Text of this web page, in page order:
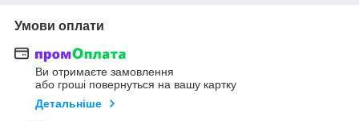
Умови оплати
Ви отримаєте замовлення
або гроші повернуться на вашу картку
Детальніше